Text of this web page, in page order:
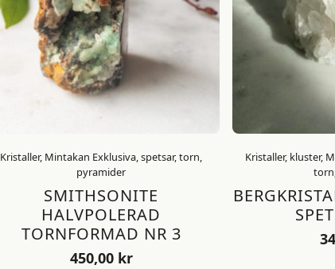
Kristaller, Mintakan Exklusiva, spetsar, torn,
pyramider
SMITHSONITE
HALVPOLERAD
TORNFORMAD NR 3
450,00 kr
Kristaller, kluster,